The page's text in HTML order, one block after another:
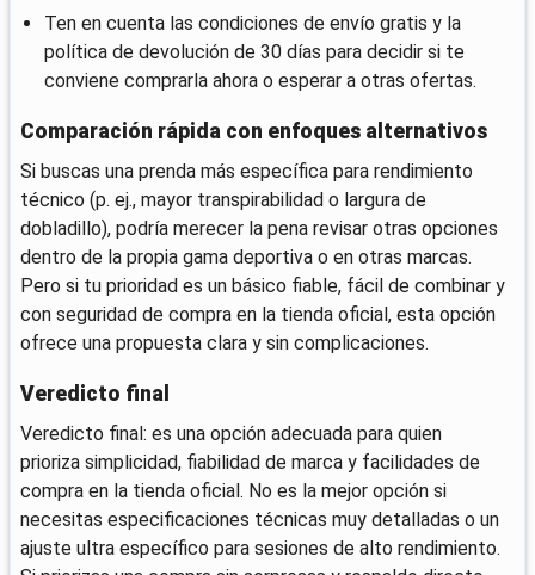
Ten en cuenta las condiciones de envío gratis y la
política de devolución de 30 días para decidir si te
conviene comprarla ahora o esperar a otras ofertas.
Comparación rápida con enfoques alternativos
Si buscas una prenda más específica para rendimiento
técnico (p. ej., mayor transpirabilidad o largura de
dobladillo), podría merecer la pena revisar otras opciones
dentro de la propia gama deportiva o en otras marcas.
Pero si tu prioridad es un básico fiable, fácil de combinar y
con seguridad de compra en la tienda oficial, esta opción
ofrece una propuesta clara y sin complicaciones.
Veredicto final
Veredicto final: es una opción adecuada para quien
prioriza simplicidad, fiabilidad de marca y facilidades de
compra en la tienda oficial. No es la mejor opción si
necesitas especificaciones técnicas muy detalladas o un
ajuste ultra específico para sesiones de alto rendimiento.